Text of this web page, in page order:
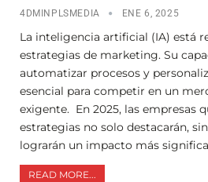
4DMINPLSMEDIA ENE 6, 2025
La inteligencia artificial (IA) está
estrategias de marketing. Su
automatizar procesos y
esencial para competir en un
exigente. En 2025, las empresas
estrategias no solo destacarán,
lograrán un impacto más
READ MORE...